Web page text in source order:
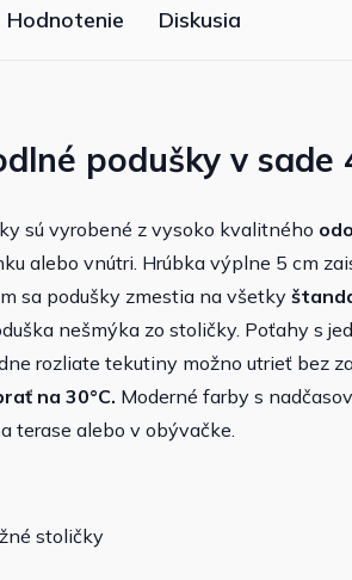
Hodnotenie Diskusia
podušky v sade
sú vyrobené z vysoko kvalitného
alebo vnútri. Hrúbka výplne 5 cm
sa podušky zmestia na všetky
nešmýka zo stoličky. Poťahy s
rozliate tekutiny možno utrieť bez
na 30°C. Moderné farby s
terase alebo v obývačke.
stoličky